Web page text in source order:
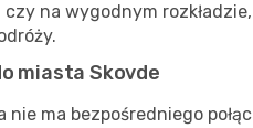
czy na wygodnym
miasta Skovde
nie ma bezpośredniego